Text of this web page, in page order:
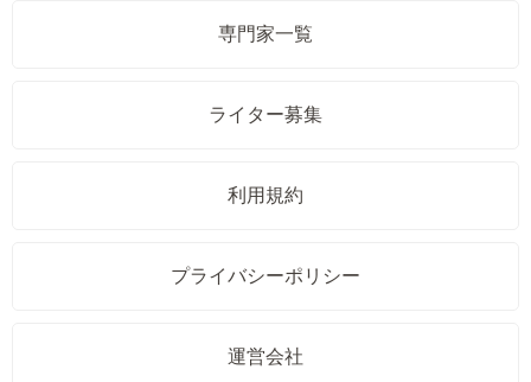
専門家一覧
ライター募集
利用規約
プライバシーポリシー
運営会社